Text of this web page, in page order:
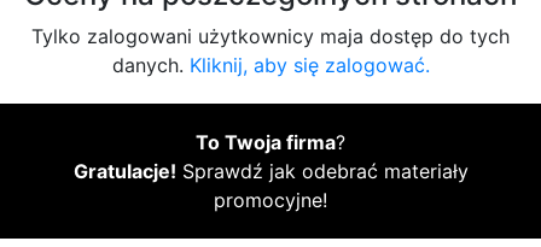
Tylko zalogowani użytkownicy maja dostęp do tych
danych. Kliknij, aby się zalogować.
To Twoja firma?
Gratulacje! Sprawdź jak odebrać materiały
promocyjne!